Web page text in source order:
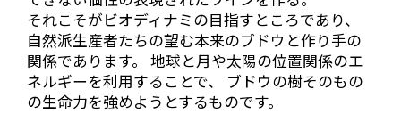
っかり感じる2011年よりしっかりとしたスタイル。
そして2010年。香りはもちろんフルーティーです、果
実味とタンニンなどとてもバランスのとれた印象でし
た。
それこそがビオディナミの目指すところであり、
自然派生産者たちの望む本来のブドウと作り手の
関係であります。 地球と月や太陽の位置関係のエ
ネルギーを利用することで、 ブドウの樹そのもの
の生命力を強めようとするものです。